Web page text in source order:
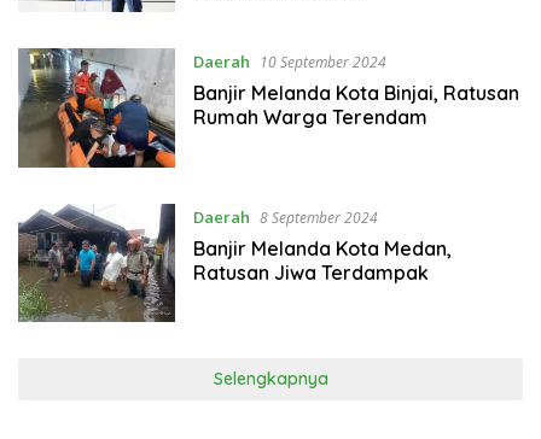
Daerah 10 September 2024
Banjir Melanda Kota Binjai, Ratusan
Rumah Warga Terendam
Daerah 8 September 2024
Banjir Melanda Kota Medan,
Ratusan Jiwa Terdampak
Selengkapnya